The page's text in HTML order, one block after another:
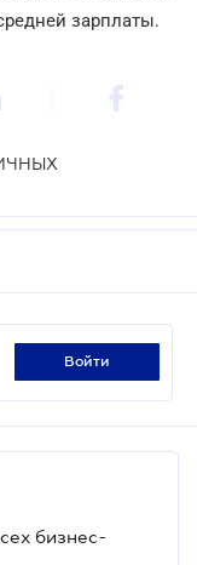
зарплаты.
войти
бизнес-